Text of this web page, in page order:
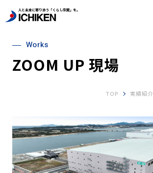
人と未来に寄り添う「くらし空間」を。
Works
ZOOM UP 現場
TOP 実績紹介